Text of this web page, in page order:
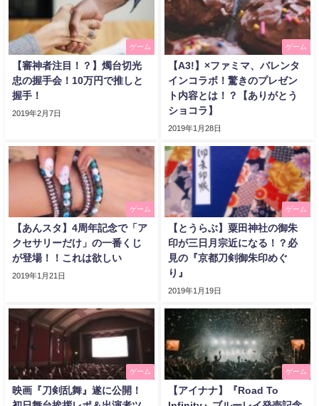
ゲーム
【審神者注目！？】燭台切光
忠の握手会！10万円で推しと
握手！
2019年2月7日
ゲーム
【A3!】×ファミマ、バレンタ
インコラボ！驚きのプレゼン
ト内容とは！？【ありがとう
ショコラ】
2019年1月28日
ゲーム
【あんスタ】4周年記念で「ア
クセサリーだけ」の一番くじ
が登場！！これは欲しい
2019年1月21日
ゲーム
【とうらぶ】粟田神社の御朱
印が三日月宗近になる！？必
見の『京都刀剣御朱印めぐ
り』
2019年1月19日
ゲーム
映画『刀剣乱舞』遂に公開！
ゲーム
【アイナナ】『Road To